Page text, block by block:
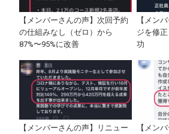
【メンバーさんの声】次回予約
の仕組みなし（ゼロ）から
87%〜95%に改善
【メン
ジを修
功
【メンバーさんの声】リニュー
【メン